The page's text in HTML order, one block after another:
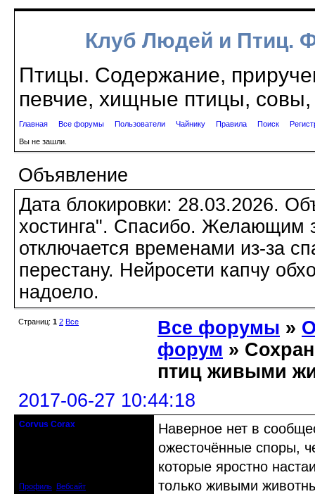
Клуб Людей и Птиц.
Птицы. Содержание,
певчие, хищные птицы, совы,
Главная Все форумы Пользователи Чайнику Правила Поиск
Вы не зашли.
Объявление
Дата блокировки: 28.03.2026.
хостинга". Спасибо. Желающим
отключается временами из-за
перестану. Нейросети капчу
надоело.
Страниц: 1 2 Все Все форумы »
форум »
птиц живыми
2017-06-27 10:44:18
Corvus Corax
Профиль Вебсайт
Наверное нет в
ожесточённые споры,
которые яростно
только живыми